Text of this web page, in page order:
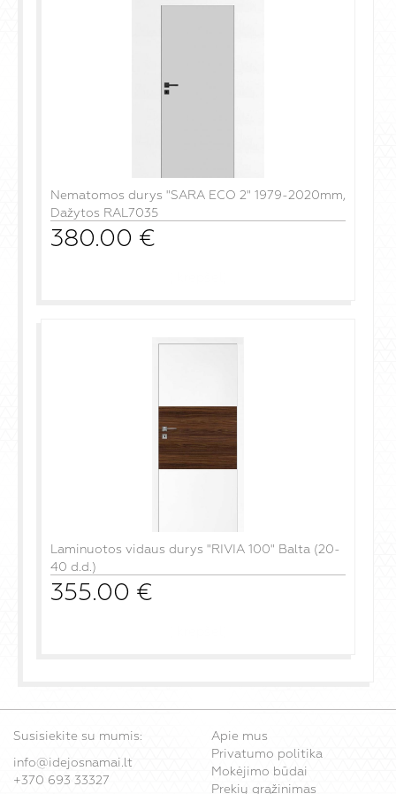
Nematomos durys "SARA ECO 2" 1979-2020mm,
Dažytos RAL7035
380.00 €
Laminuotos vidaus durys "RIVIA 100" Balta (20-
40 d.d.)
355.00 €
Susisiekite su mumis:
info@idejosnamai.lt
+370 693 33327
Apie mus
Privatumo politika
Mokėjimo būdai
Prekių grąžinimas